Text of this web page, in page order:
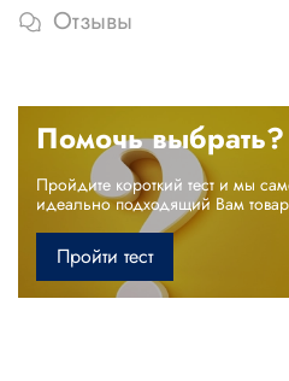
Отзывы
Помочь выбрать?
Пройдите короткий тест и мы
идеально подходящий Вам
Пройти тест